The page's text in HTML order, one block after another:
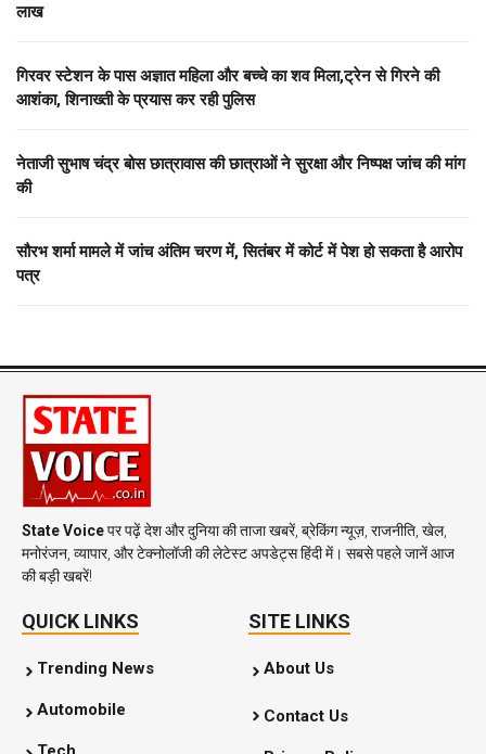
लाख
गिरवर स्टेशन के पास अज्ञात महिला और बच्चे का शव मिला,ट्रेन से गिरने की
आशंका, शिनाख्ती के प्रयास कर रही पुलिस
नेताजी सुभाष चंद्र बोस छात्रावास की छात्राओं ने सुरक्षा और निष्पक्ष जांच की मांग
की
सौरभ शर्मा मामले में जांच अंतिम चरण में, सितंबर में कोर्ट में पेश हो सकता है आरोप
पत्र
State Voiceपर पढ़ें देश और दुनिया की ताजा खबरें, ब्रेकिंग न्यूज़, राजनीति, खेल,
मनोरंजन, व्यापार, और टेक्नोलॉजी की लेटेस्ट अपडेट्स हिंदी में। सबसे पहले जानें आज
की बड़ी खबरें!
QUICK LINKS
Trending News
Automobile
SITE LINKS
About Us
Contact Us